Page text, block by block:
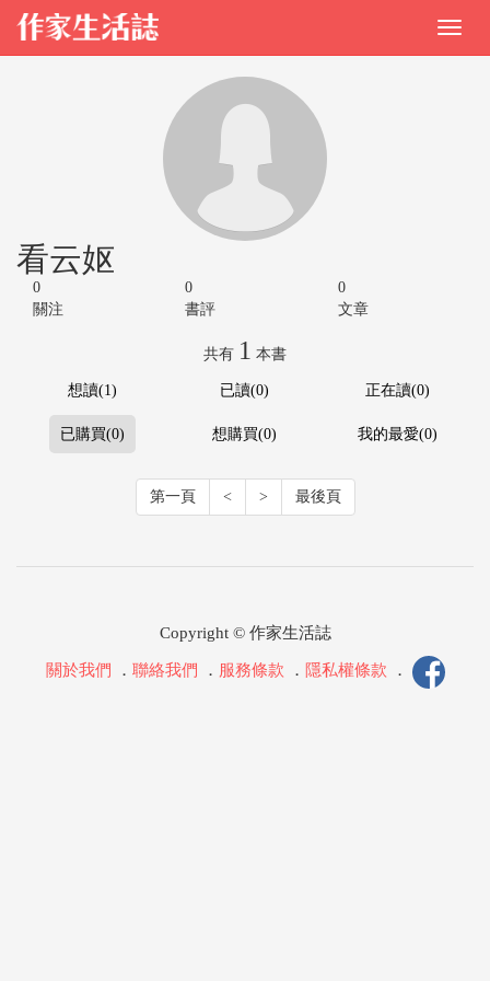
看云妪
0
關注
0
書評
0
文章
共有 1 本書
想讀(1) 已讀(0) 正在讀(0)
已購買(0) 想購買(0) 我的最愛(0)
第一頁 < > 最後頁
Copyright © 作家生活誌
關於我們 ． 聯絡我們 ． 服務條款 ． 隱私權條款 ．